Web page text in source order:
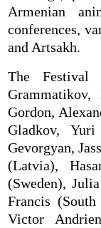
Armenian
conferences,
and Artsakh.
The Festival
Gordon,
Gladkov,
Gevorgyan,
(Latvia),
(Sweden),
Francis
Victor